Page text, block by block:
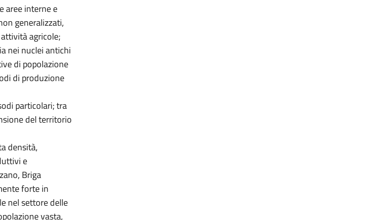
aree interne e
generalizzati,
agricole;
nei nuclei antichi
di popolazione
di produzione
particolari; tra
del territorio
densità,
e
Briga
forte in
nel settore delle
vasta,